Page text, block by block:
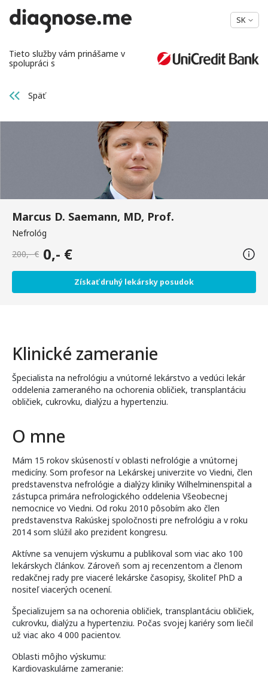
SK
Tieto služby vám prinášame v
spolupráci s
Späť
Marcus D. Saemann, MD, Prof.
Nefrológ
200,- € 0,- €
Získať druhý lekársky posudok
Klinické zameranie
Špecialista na nefrológiu a vnútorné lekárstvo a vedúci lekár
oddelenia zameraného na ochorenia obličiek, transplantáciu
obličiek, cukrovku, dialýzu a hypertenziu.
O mne
Mám 15 rokov skúseností v oblasti nefrológie a vnútornej
medicíny. Som profesor na Lekárskej univerzite vo Viedni, člen
predstavenstva nefrológie a dialýzy kliniky Wilhelminenspital a
zástupca primára nefrologického oddelenia Všeobecnej
nemocnice vo Viedni. Od roku 2010 pôsobím ako člen
predstavenstva Rakúskej spoločnosti pre nefrológiu a v roku
2014 som slúžil ako prezident kongresu.
Aktívne sa venujem výskumu a publikoval som viac ako 100
lekárskych článkov. Zároveň som aj recenzentom a členom
redakčnej rady pre viaceré lekárske časopisy, školiteľ PhD a
nositeľ viacerých ocenení.
Špecializujem sa na ochorenia obličiek, transplantáciu obličiek,
cukrovku, dialýzu a hypertenziu. Počas svojej kariéry som liečil
už viac ako 4 000 pacientov.
Oblasti môjho výskumu:
Kardiovaskulárne zameranie: